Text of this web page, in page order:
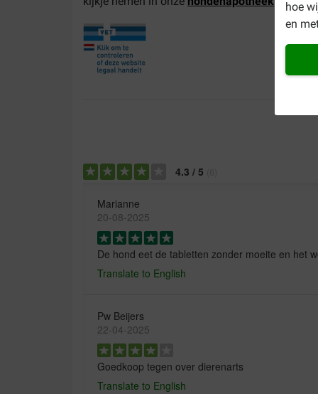
hoe
en
4.3 / 5
Marianne
20-08-2025
De hond eet de tabletten zonder moeite en het
Translate to English
Pw Beijers
22-04-2025
Goedkoop tegen over dierenarts
Translate to English